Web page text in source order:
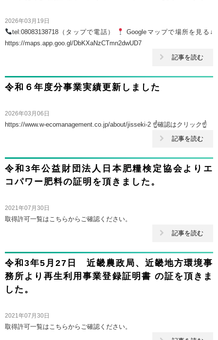
2026年03月19日
tel:08083138718（タップで電話）
Googleマップで場所を見る↓
https://maps.app.goo.gl/DbKXaNzCTmn2dwUD7
記事を読む
令和６年度分事業実績更新しました
2026年03月06日
https://www.w-ecomanagement.co.jp/about/jisseki-2 ☝確認はクリック☝
記事を読む
令和3年公益財団法人日本肥糧検定協会よりエ
コパワー肥料の証明を頂きました。
2021年07月30日
取得許可一覧はこちらからご確認ください。
記事を読む
令和3年5月27日 近畿農政局、近畿地方環境事
務所より再生利用事業登録証明書 の証を頂きま
した。
2021年07月30日
取得許可一覧はこちらからご確認ください。